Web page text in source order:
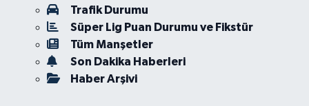
Trafik Durumu
Süper Lig Puan Durumu ve Fikstür
Tüm Manşetler
Son Dakika Haberleri
Haber Arşivi